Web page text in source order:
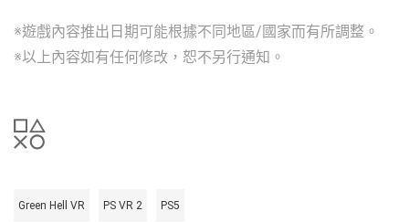
※遊戲內容推出日期可能根據不同地區/國家而有所調整。
※以上內容如有任何修改，恕不另行通知。
Green Hell VR PS VR 2 PS5